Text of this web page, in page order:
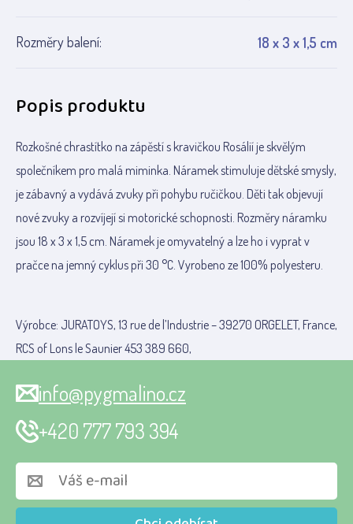
Popis produktu
Rozkošné chrastítko na zápěstí s kravičkou Rosálií je skvělým
společníkem pro malá miminka. Náramek stimuluje dětské smysly,
je zábavný a vydává zvuky při pohybu ručičkou. Děti tak objevují
nové zvuky a rozvíjejí si motorické schopnosti. Rozměry náramku
jsou 18 x 3 x 1,5 cm. Náramek je omyvatelný a lze ho i vyprat v
pračce na jemný cyklus při 30 °C. Vyrobeno ze 100% polyesteru.
Výrobce: JURATOYS, 13 rue de l’Industrie – 39270 ORGELET, France,
RCS of Lons le Saunier 453 389 660,
Rozměry balení: 18 x 3 x 1,5 cm
info@pygmalino.cz
+420 777 793 394